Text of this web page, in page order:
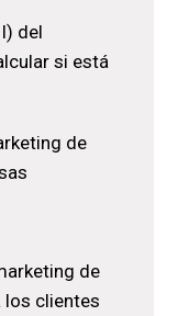
del
si está
de
de
los clientes